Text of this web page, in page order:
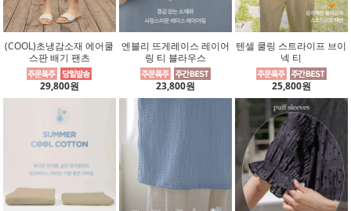
(COOL)초냉감소재 에어쿨
스판 배기 팬츠
29,800원
엔블리 뜨게레이스 레이어
링 티 블라우스
23,800원
텐셀 쿨링 스트라이프 브이
넥 티
25,800원